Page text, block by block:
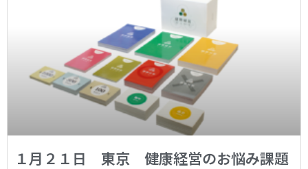
１月２１日 東京 健康経営のお悩み課題